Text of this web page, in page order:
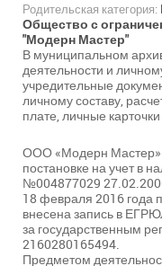
Родительская категория:
Общество с
"Модерн Мастер"
В муниципальном
деятельности и
учредительные
личному составу,
плате, личные
ООО «Модерн Мастер»
постановке на учет в
№004877029
18 февраля 2016 года
внесена запись в
за государственным
2160280165494.
Предметом